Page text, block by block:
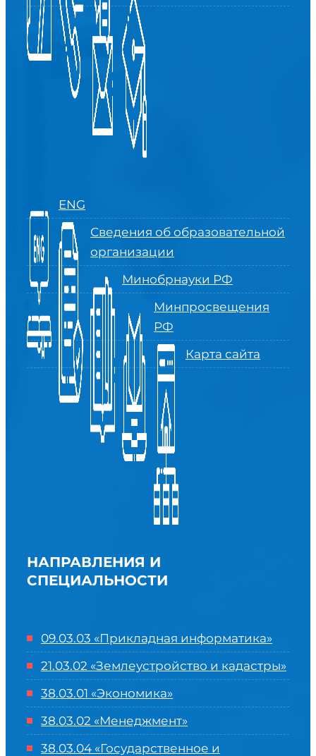
ENG
Сведения об образовательной
организации
Минобрнауки РФ
Минпросвещения
РФ
Карта сайта
НАПРАВЛЕНИЯ И
СПЕЦИАЛЬНОСТИ
09.03.03 «Прикладная информатика»
21.03.02 «Землеустройство и кадастры»
38.03.01 «Экономика»
38.03.02 «Менеджмент»
38.03.04 «Государственное и